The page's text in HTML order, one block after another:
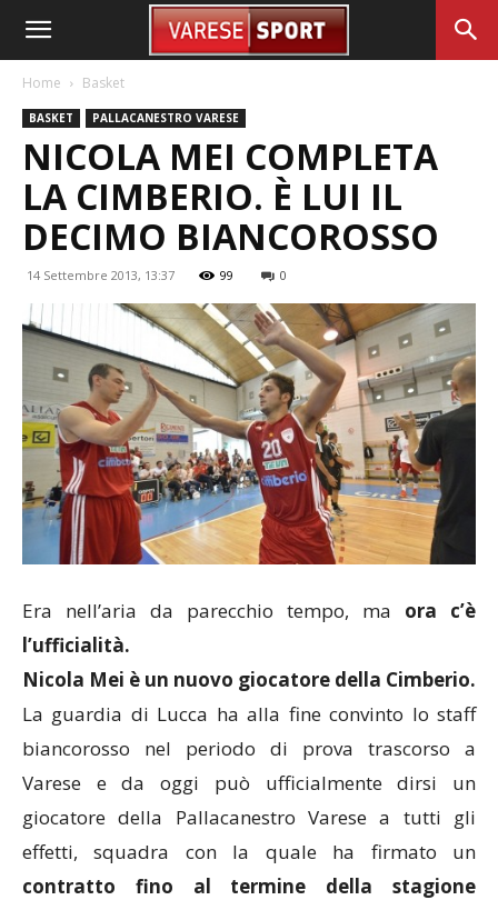
Home Basket
BASKET PALLACANESTRO VARESE
NICOLA MEI COMPLETA
LA CIMBERIO. È LUI IL
DECIMO BIANCOROSSO
14 Settembre 2013, 13:37 99 0
Era nell’aria da parecchio tempo, ma ora c’è
l’ufficialità.
Nicola Mei è un nuovo giocatore della Cimberio.
La guardia di Lucca ha alla fine convinto lo staff
biancorosso nel periodo di prova trascorso a
Varese e da oggi può ufficialmente dirsi un
giocatore della Pallacanestro Varese a tutti gli
effetti, squadra con la quale ha firmato un
contratto fino al termine della stagione